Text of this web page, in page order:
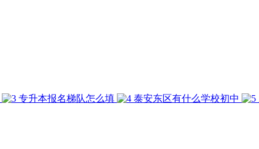
专升本报名梯队怎么填 泰安东区有什么学校初中